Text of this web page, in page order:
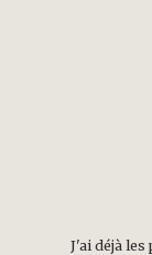
J'ai déjà